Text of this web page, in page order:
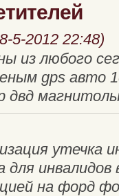
5-2012 22:48)
из любого
gps авто
двд
утечка
для
на форд